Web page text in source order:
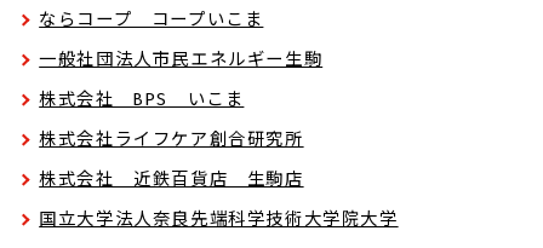
ならコープ コープいこま
一般社団法人市民エネルギー生駒
株式会社 BPS いこま
株式会社ライフケア創合研究所
株式会社 近鉄百貨店 生駒店
国立大学法人奈良先端科学技術大学院大学